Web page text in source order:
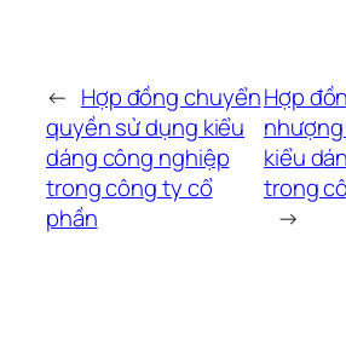
← Hợp đồng chuyển
quyền sử dụng kiểu
dáng công nghiệp
trong công ty cổ
phần
Hợp
kiểu
trong
→